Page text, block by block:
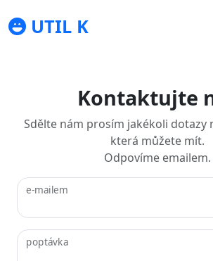
UTIL K
Kontaktujte
Sdělte nám prosím jakékoli dotazy
která můžete mít.
Odpovíme emailem.
e-mailem
poptávka